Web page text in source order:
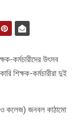
কর্মচারীদের উৎসব
শিক্ষক-কর্মচারীরা দুই
ও কলেজ) জনবল কাঠামো